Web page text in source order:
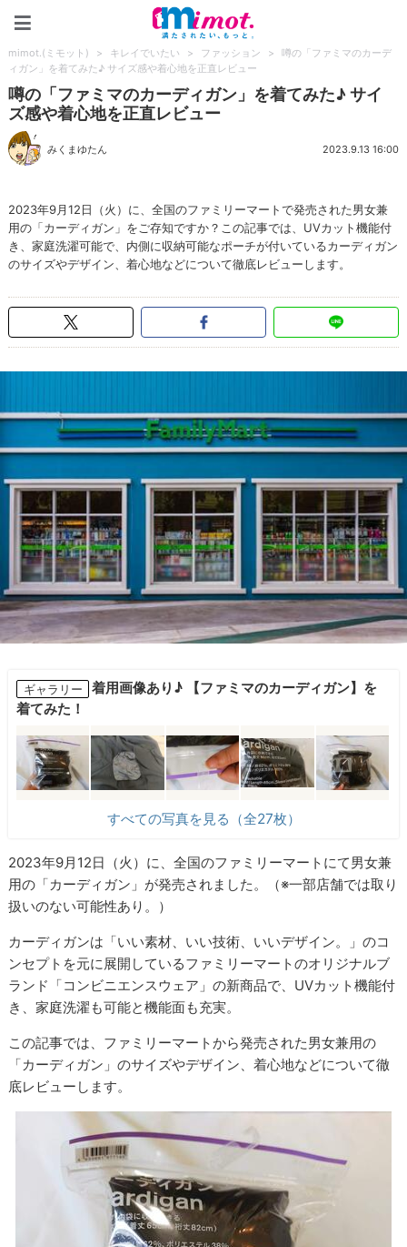
mimot.(ミモット) > キレイでいたい > ファッション >
噂の「ファミマのカーデ
ィガン」を着てみた♪ サイズ感や着心地を正直レビュー
噂の「ファミマのカーディガン」を着てみた♪ サイ
ズ感や着心地を正直レビュー
みくまゆたん 2023.9.13 16:00
2023年9月12日（火）に、全国のファミリーマートで発売された男女兼
用の「カーディガン」をご存知ですか？この記事では、UVカット機能付
き、家庭洗濯可能で、内側に収納可能なポーチが付いているカーディガン
のサイズやデザイン、着心地などについて徹底レビューします。
ギャラリー
着用画像あり♪ 【ファミマのカーディガン】を
着てみた！
すべての写真を見る（全27枚）
2023年9月12日（火）に、全国のファミリーマートにて男女兼
用の「カーディガン」が発売されました。（※一部店舗では取り
扱いのない可能性あり。）
カーディガンは「いい素材、いい技術、いいデザイン。」のコ
ンセプトを元に展開しているファミリーマートのオリジナルブ
ランド「コンビニエンスウェア」の新商品で、UVカット機能付
き、家庭洗濯も可能と機能面も充実。
この記事では、ファミリーマートから発売された男女兼用の
「カーディガン」のサイズやデザイン、着心地などについて徹
底レビューします。